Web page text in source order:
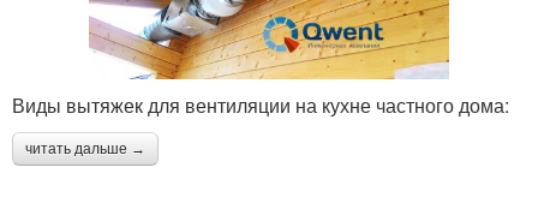
Виды вытяжек для вентиляции на кухне частного дома:
читать дальше →